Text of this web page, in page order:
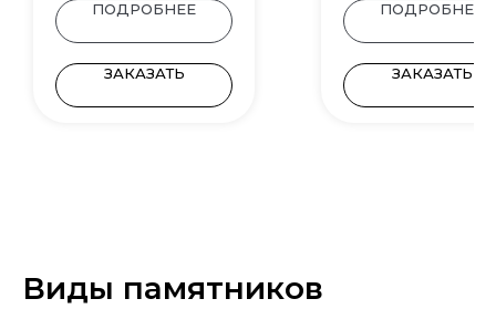
ПОДРОБНЕЕ
ЗАКАЗАТЬ
ПОДРОБНЕЕ
ЗАКАЗАТЬ
Виды памятников